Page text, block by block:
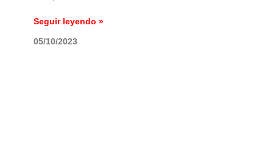
Seguir leyendo »
05/10/2023